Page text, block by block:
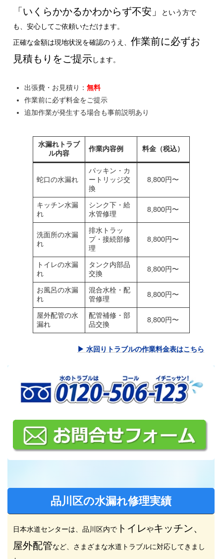
「いくらかかるかわからず不安」
という方で
も、安心してご依頼いただけます。
正確な金額は現地状況を確認のうえ、 作業前に必ずお
見積もりをご提示します。
出張費・お見積り： 無料
作業前に必ず料金をご提示
追加作業が発生する場合も事前説明あり
水漏れトラブ
ル内容
作業内容例 料金（税込）
蛇口の水漏れ
パッキン・カ
ートリッジ交
換
8,800円〜
キッチン水漏
れ
シンク下・給
水管修理
8,800円〜
洗面所の水漏
れ
排水トラッ
プ・接続部修
理
8,800円〜
トイレの水漏
れ
タンク内部品
交換
8,800円〜
お風呂の水漏
れ
混合水栓・配
管修理
8,800円〜
屋外配管の水
漏れ
配管補修・部
品交換
8,800円〜
▶ 水回りトラブルの作業料金表はこちら
品川区の水漏れ修理実績
日本水道センターは、品川区内でトイレやキッチン、
屋外配管など、さまざまな水道トラブルに対応してきまし